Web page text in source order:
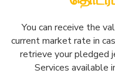
You can receive the
current market rate in
retrieve your pledged
Services available